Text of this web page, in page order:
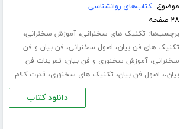
موضوع:کتاب‌های روانشناسی
۲۸ صفحه
برچسب‌ها: تکنیک های سخنرانی،آموزش سخنرانی،
تکنیک های فن بیان، اصول سخنرانی، فن بیان و فن
سخنرانی،آموزش سخنوری و فن بیان، تمرینات فن
بیان،، اصول فن بیان، تکنیک های سخنوری، قدرت کلام
دانلود کتاب